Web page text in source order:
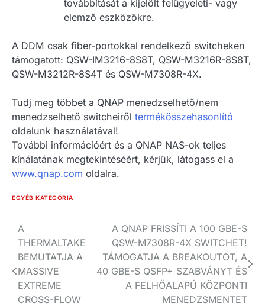
továbbítását a kijelölt felügyeleti- vagy
elemző eszközökre.
A DDM csak fiber-portokkal rendelkező switcheken
támogatott: QSW-IM3216-8S8T, QSW-M3216R-8S8T,
QSW-M3212R-8S4T és QSW-M7308R-4X.
Tudj meg többet a QNAP menedzselhető/nem
menedzselhető switcheiről termékösszehasonlító
oldalunk használatával!
További információért és a QNAP NAS-ok teljes
kínálatának megtekintéséért, kérjük, látogass el a
www.qnap.com oldalra.
EGYÉB KATEGÓRIA
Bejegyzés
navigáció
A
THERMALTAKE
BEMUTATJA A
MASSIVE
EXTREME
CROSS-FLOW
A QNAP FRISSÍTI A 100 GBE-S
QSW-M7308R-4X SWITCHET!
TÁMOGATJA A BREAKOUTOT, A
40 GBE-S QSFP+ SZABVÁNYT ÉS
A FELHŐALAPÚ KÖZPONTI
MENEDZSMENTET